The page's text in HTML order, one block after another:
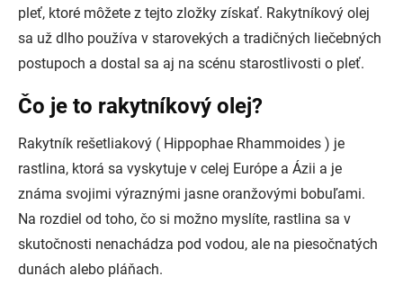
pleť, ktoré môžete z tejto zložky získať. Rakytníkový olej
sa už dlho používa v starovekých a tradičných liečebných
postupoch a dostal sa aj na scénu starostlivosti o pleť.
Čo je to rakytníkový olej?
Rakytník rešetliakový ( Hippophae Rhammoides ) je
rastlina, ktorá sa vyskytuje v celej Európe a Ázii a je
známa svojimi výraznými jasne oranžovými bobuľami.
Na rozdiel od toho, čo si možno myslíte, rastlina sa v
skutočnosti nenachádza pod vodou, ale na piesočnatých
dunách alebo pláňach.